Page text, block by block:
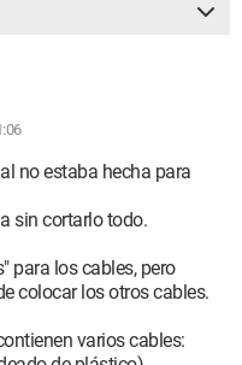
no estaba hecha para
sin cortarlo todo.
para los cables, pero
colocar los otros cables.
varios cables: